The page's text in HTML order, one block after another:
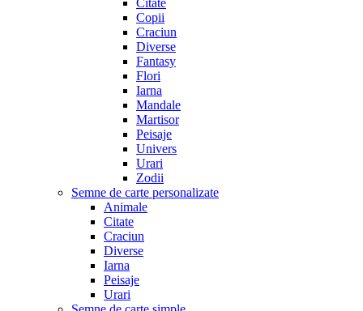
Citate
Copii
Craciun
Diverse
Fantasy
Flori
Iarna
Mandale
Martisor
Peisaje
Univers
Urari
Zodii
Semne de carte personalizate
Animale
Citate
Craciun
Diverse
Iarna
Peisaje
Urari